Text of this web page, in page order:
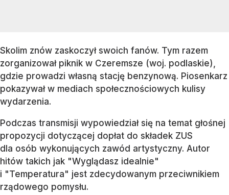
Skolim znów zaskoczył swoich fanów. Tym razem
zorganizował piknik w Czeremsze (woj. podlaskie),
gdzie prowadzi własną stację benzynową. Piosenkarz
pokazywał w mediach społecznościowych kulisy
wydarzenia.
Podczas transmisji wypowiedział się na temat głośnej
propozycji dotyczącej dopłat do składek ZUS
dla osób wykonujących zawód artystyczny. Autor
hitów takich jak "Wyglądasz idealnie"
i "Temperatura" jest zdecydowanym przeciwnikiem
rządowego pomysłu.